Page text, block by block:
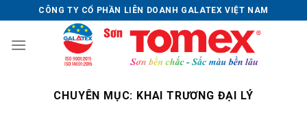
to
content
CÔNG TY CỔ PHẦN LIÊN DOANH GALATEX VIỆT NAM
CHUYÊN MỤC: KHAI TRƯƠNG ĐẠI LÝ